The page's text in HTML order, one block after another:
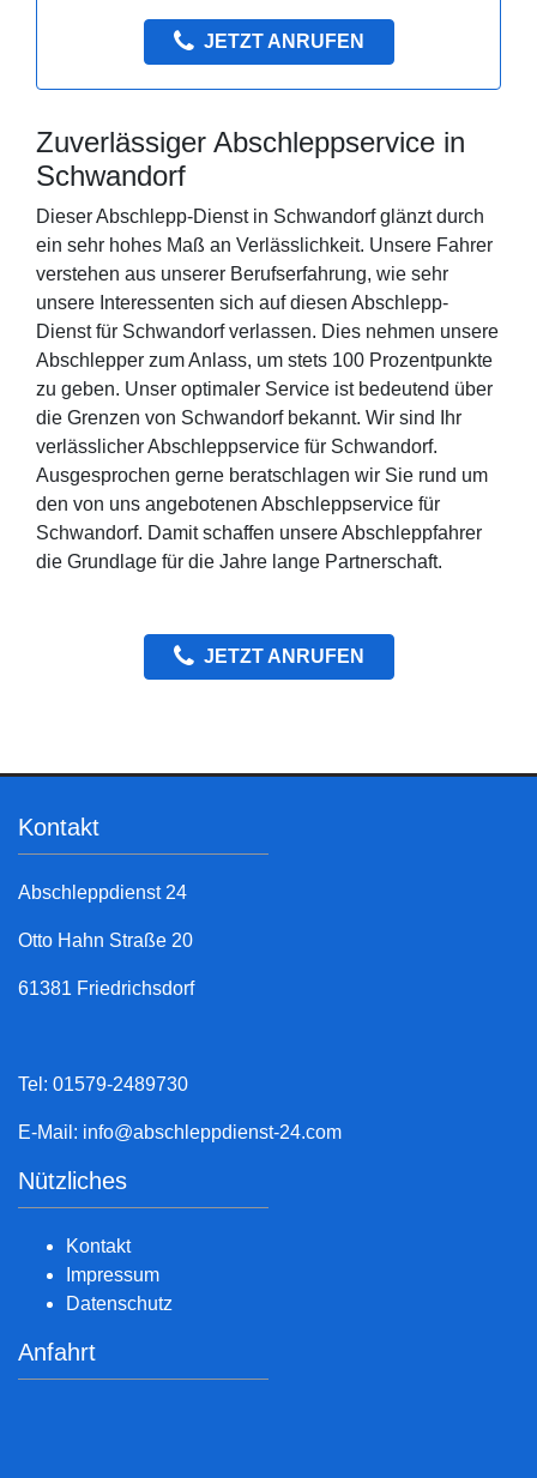
JETZT ANRUFEN
Zuverlässiger Abschleppservice in
Schwandorf
Dieser Abschlepp-Dienst in Schwandorf glänzt durch
ein sehr hohes Maß an Verlässlichkeit. Unsere Fahrer
verstehen aus unserer Berufserfahrung, wie sehr
unsere Interessenten sich auf diesen Abschlepp-
Dienst für Schwandorf verlassen. Dies nehmen unsere
Abschlepper zum Anlass, um stets 100 Prozentpunkte
zu geben. Unser optimaler Service ist bedeutend über
die Grenzen von Schwandorf bekannt. Wir sind Ihr
verlässlicher Abschleppservice für Schwandorf.
Ausgesprochen gerne beratschlagen wir Sie rund um
den von uns angebotenen Abschleppservice für
Schwandorf. Damit schaffen unsere Abschleppfahrer
die Grundlage für die Jahre lange Partnerschaft.
JETZT ANRUFEN
Kontakt
Abschleppdienst 24
Otto Hahn Straße 20
61381 Friedrichsdorf
Tel: 01579-2489730
E-Mail: info@abschleppdienst-24.com
Nützliches
Kontakt
Impressum
Datenschutz
Anfahrt